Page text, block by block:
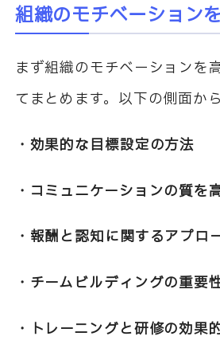
組織のモチベーション
まず組織のモチベーションを
てまとめます。以下の側面か
・効果的な目標設定の方法
・コミュニケーションの質を
・報酬と認知に関するアプロ
・チームビルディングの重要
・トレーニングと研修の効果